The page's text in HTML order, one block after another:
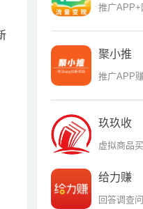
聚小推
玖玖收
给力赚